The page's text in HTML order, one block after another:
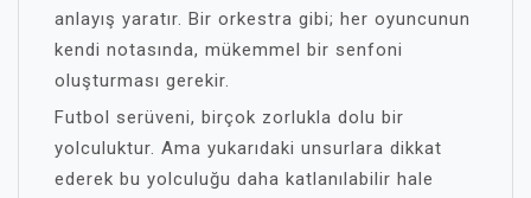
anlayış yaratır. Bir orkestra gibi; her oyuncunun
kendi notasında, mükemmel bir senfoni
oluşturması gerekir.
Futbol serüveni, birçok zorlukla dolu bir
yolculuktur. Ama yukarıdaki unsurlara dikkat
ederek bu yolculuğu daha katlanılabilir hale